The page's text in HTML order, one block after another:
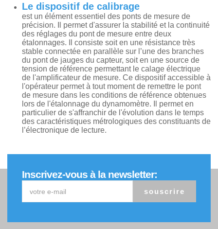
Le dispositif de calibrage
est un élément essentiel des ponts de mesure de
précision. Il permet d'assurer la stabilité et la continuité
des réglages du pont de mesure entre deux
étalonnages. Il consiste soit en une résistance très
stable connectée en parallèle sur l’une des branches
du pont de jauges du capteur, soit en une source de
tension de référence permettant le calage électrique
de l'amplificateur de mesure. Ce dispositif accessible à
l'opérateur permet à tout moment de remettre le pont
de mesure dans les conditions de référence obtenues
lors de l'étalonnage du dynamomètre. Il permet en
particulier de s'affranchir de l'évolution dans le temps
des caractéristiques métrologiques des constituants de
l’électronique de lecture.
Inscrivez-vous à la newsletter:
souscrire